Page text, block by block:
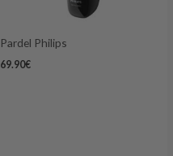
Pardel Philips
69.90€